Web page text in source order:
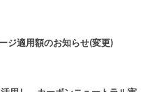
適用額のお知らせ(変更)